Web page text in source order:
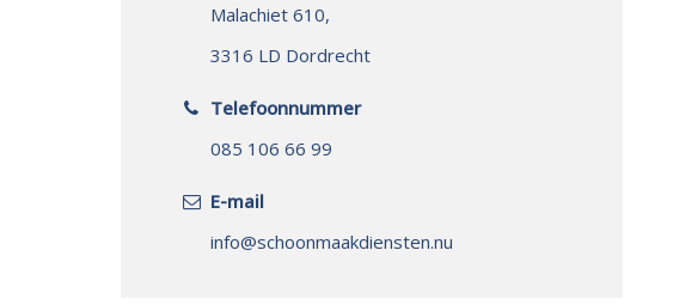
Malachiet 610,
3316 LD Dordrecht
Telefoonnummer
085 106 66 99
E-mail
info@schoonmaakdiensten.nu